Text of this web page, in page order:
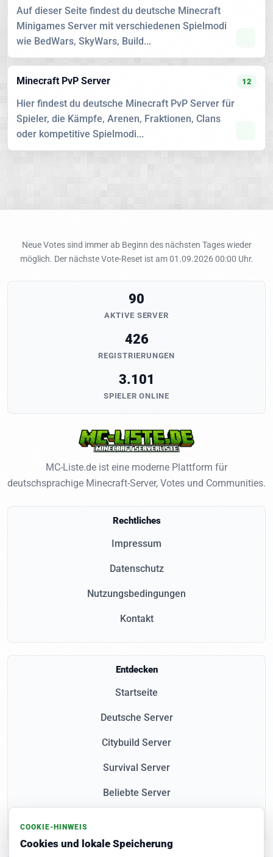
Auf dieser Seite findest du deutsche Minecraft
Minigames Server mit verschiedenen Spielmodi
wie BedWars, SkyWars, Build...
Minecraft PvP Server 12
Hier findest du deutsche Minecraft PvP Server für
Spieler, die Kämpfe, Arenen, Fraktionen, Clans
oder kompetitive Spielmodi...
Neue Votes sind immer ab Beginn des nächsten Tages wieder
möglich. Der nächste Vote-Reset ist am 01.09.2026 00:00 Uhr.
90
AKTIVE SERVER
426
REGISTRIERUNGEN
3.101
SPIELER ONLINE
MC-Liste.de ist eine moderne Plattform für
deutschsprachige Minecraft-Server, Votes und Communities.
Rechtliches
Impressum
Datenschutz
Nutzungsbedingungen
Kontakt
Entdecken
Startseite
Deutsche Server
Citybuild Server
Survival Server
Beliebte Server
COOKIE-HINWEIS
Cookies und lokale Speicherung